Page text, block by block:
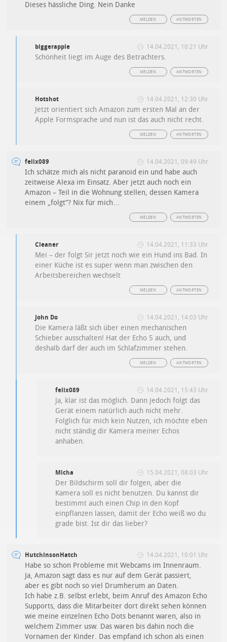
Dieses hässliche Ding. Nein Danke
ANTWORTEN
MELDEN
biggerapple 14.04.2021, 10:21 Uhr
Schönheit liegt im Auge des Betrachters.
ANTWORTEN
MELDEN
Hotshot 14.04.2021, 12:30 Uhr
Jetzt orientiert sich Amazon zum ersten Mal an der
Apple Formsprache und nun ist das auch nicht recht.
ANTWORTEN
MELDEN
felix089 14.04.2021, 09:49 Uhr
Ich schätze mich als nicht paranoid ein und habe auch
zeitweise Alexa im Einsatz. Aber jetzt auch noch ein
Amazon – Teil in die Wohnung stellen, dessen Kamera
einem „folgt“? Nix für mich…
ANTWORTEN
MELDEN
Cleaner 14.04.2021, 11:33 Uhr
Mei – der folgt Sir jetzt noch wie ein Hund ins Bad. In
einer Küche ist es super wenn man zwischen den
Arbeitsbereichen wechselt
ANTWORTEN
MELDEN
John Do 14.04.2021, 14:03 Uhr
Die Kamera läßt sich über einen mechanischen
Schieber ausschalten! Hat der Echo 5 auch, und
deshalb darf der auch im Schlafzimmer stehen.
ANTWORTEN
MELDEN
felix089 14.04.2021, 15:43 Uhr
Ja, klar ist das möglich. Dann jedoch folgt das
Gerät einem natürlich auch nicht mehr.
Folglich für mich kein Nutzen, ich möchte eben
nicht ständig dir Kamera meiner Echos
anhaben.
Micha 15.04.2021, 08:03 Uhr
Der Bildschirm soll dir folgen, aber die
Kamera soll es nicht benutzen. Du kannst dir
bestimmt auch einen Chip in den Kopf
einpflanzen lassen, damit der Echo weiß wo du
grade bist. Ist dir das lieber?
HutchinsonHatch 14.04.2021, 10:01 Uhr
Habe so schon Probleme mit Webcams im Innenraum.
Ja, Amazon sagt dass es nur auf dem Gerät passiert,
aber es gibt noch so viel Drumherum an Daten.
Ich habe z.B. selbst erlebt, beim Anruf des Amazon Echo
Supports, dass die Mitarbeiter dort direkt sehen können
wie meine einzelnen Echo Dots benannt waren, also in
welchem Zimmer usw. Das waren bis dahin noch die
Vornamen der Kinder. Das empfand ich schon als einen